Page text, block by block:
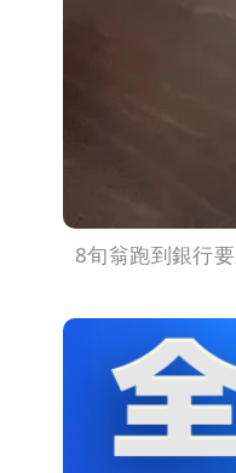
8旬翁跑到銀行